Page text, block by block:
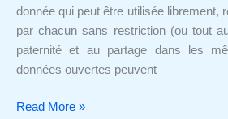
donnée qui peut être utilisée librement,
par chacun sans restriction (ou tout
paternité et au partage dans les
données ouvertes peuvent
que
c’est?
Read More »